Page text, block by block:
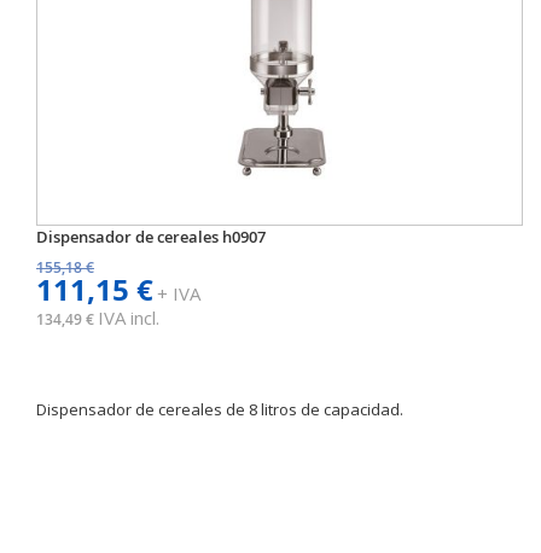
Dispensador de cereales h0907
155,18 €
111,15 €+ IVA
134,49 € IVA incl.
Dispensador de cereales de 8 litros de capacidad.